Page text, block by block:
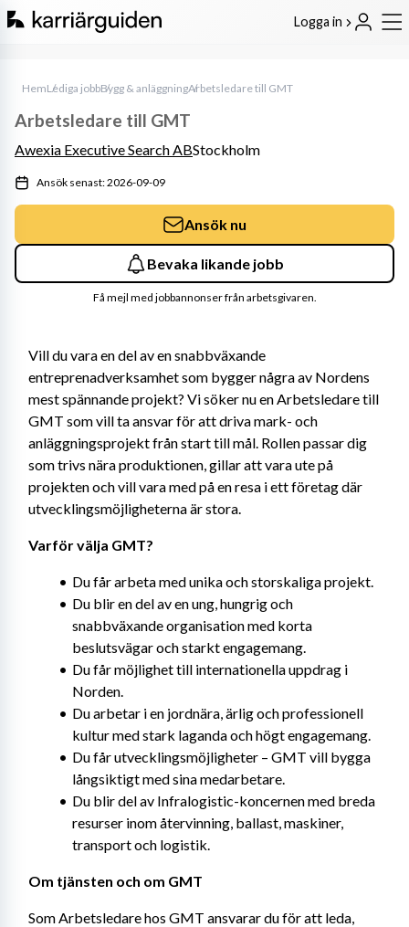
Logga in
HemLediga jobbBygg & anläggningArbetsledare till GMT
Vill du vara en del av en snabbväxande
entreprenadverksamhet som bygger några av Nordens
mest spännande projekt? Vi söker nu en Arbetsledare till
GMT som vill ta ansvar för att driva mark- och
anläggningsprojekt från start till mål. Rollen passar dig
som trivs nära produktionen, gillar att vara ute på
projekten och vill vara med på en resa i ett företag där
utvecklingsmöjligheterna är stora.
Varför välja GMT?
Du får arbeta med unika och storskaliga projekt.
Du blir en del av en ung, hungrig och
snabbväxande organisation med korta
beslutsvägar och starkt engagemang.
Du får möjlighet till internationella uppdrag i
Norden.
Du arbetar i en jordnära, ärlig och professionell
kultur med stark laganda och högt engagemang.
Du får utvecklingsmöjligheter – GMT vill bygga
långsiktigt med sina medarbetare.
Du blir del av Infralogistic-koncernen med breda
resurser inom återvinning, ballast, maskiner,
transport och logistik.
Om tjänsten och om GMT
Som Arbetsledare hos GMT ansvarar du för att leda,
Arbetsledare till GMT
Awexia Executive Search ABStockholm
Ansök senast: 2026-09-09
Ansök nu
Bevaka likande jobb
Få mejl med jobbannonser från arbetsgivaren.